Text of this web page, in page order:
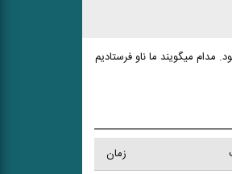
میگویند ما ناو فرستادیم
زمان